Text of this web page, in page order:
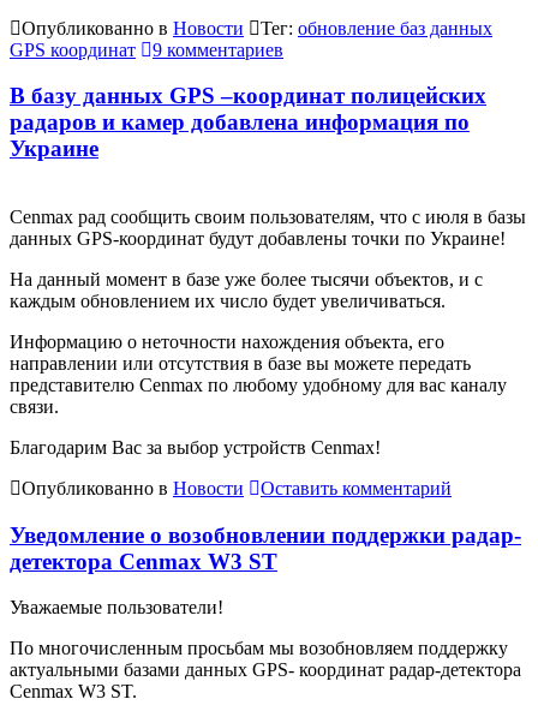
Опубликованно в Новости Тег: обновление баз данных
GPS координат
9 комментариев
В базу данных GPS –координат полицейских
радаров и камер добавлена информация по
Украине
Cenmax рад сообщить своим пользователям, что с июля в базы
данных GPS-координат будут добавлены точки по Украине!
На данный момент в базе уже более тысячи объектов, и с
каждым обновлением их число будет увеличиваться.
Информацию о неточности нахождения объекта, его
направлении или отсутствия в базе вы можете передать
представителю Cenmax по любому удобному для вас каналу
связи.
Благодарим Вас за выбор устройств Cenmax!
Опубликованно в Новости Оставить комментарий
Уведомление о возобновлении поддержки радар-
детектора Cenmax W3 ST
Уважаемые пользователи!
По многочисленным просьбам мы возобновляем поддержку
актуальными базами данных GPS- координат радар-детектора
Cenmax W3 ST.